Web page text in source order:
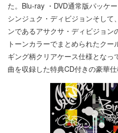
た。Blu-ray ・DVD通常版パッケ
シンジュク・ディビジョンそして
ンであるアサクサ・ディビジョン
トーンカラーでまとめられたク
ギング柄クリアケース仕様となっ
曲を収録した特典CD付きの豪華仕